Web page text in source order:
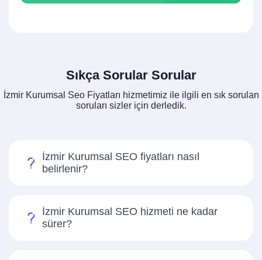
Sıkça Sorular Sorular
İzmir Kurumsal Seo Fiyatları hizmetimiz ile ilgili en sık sorulan
soruları sizler için derledik.
İzmir Kurumsal SEO fiyatları nasıl
belirlenir?
İzmir Kurumsal SEO hizmeti ne kadar
sürer?